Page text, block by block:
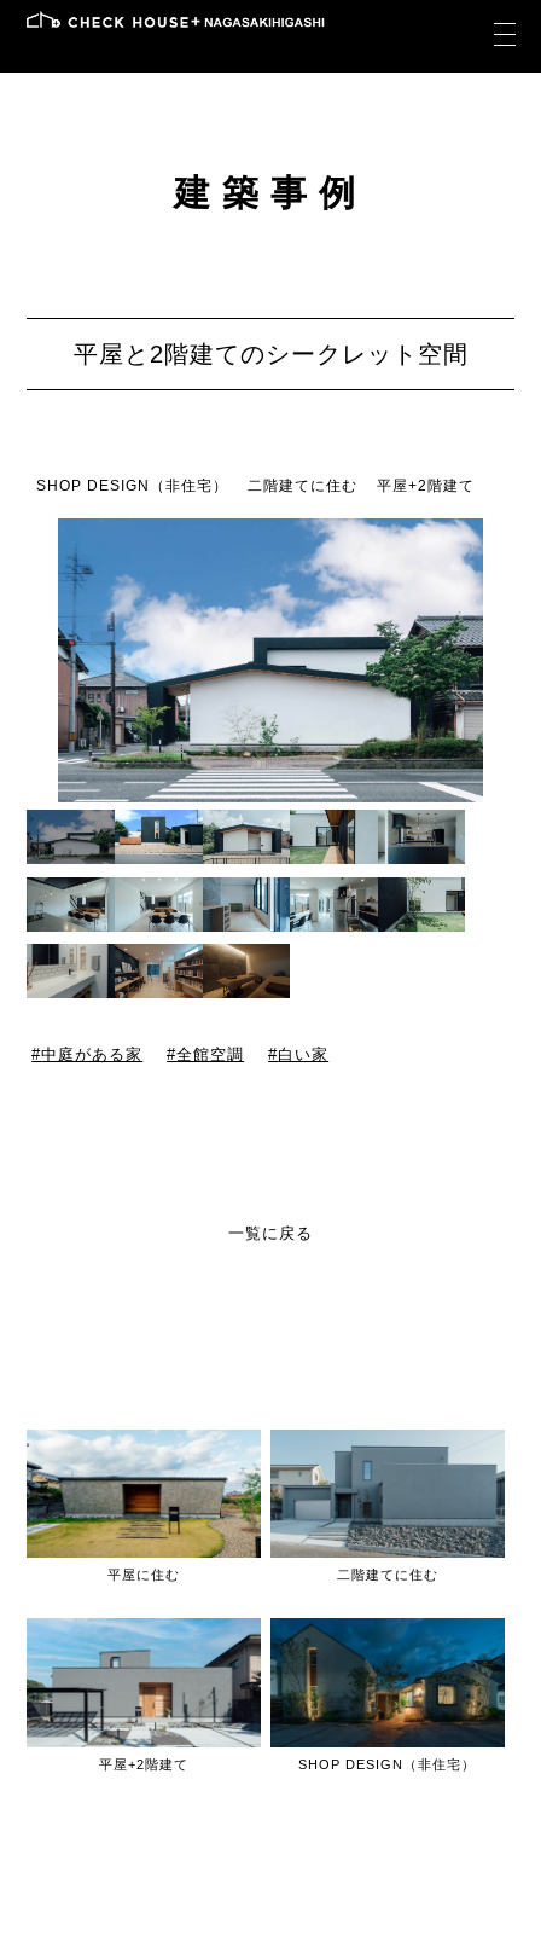
建築事例
平屋と2階建てのシークレット空間
SHOP DESIGN（非住宅） 二階建てに住む 平屋+2階建て
中庭がある家 全館空調 白い家
一覧に戻る
平屋に住む 二階建てに住む
平屋+2階建て SHOP DESIGN（非住宅）